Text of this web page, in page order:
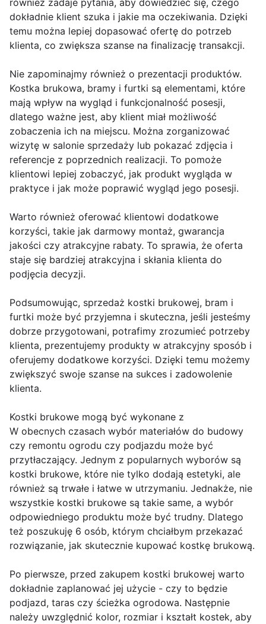
również zadaje pytania, aby dowiedzieć się, czego
dokładnie klient szuka i jakie ma oczekiwania. Dzięki
temu można lepiej dopasować ofertę do potrzeb
klienta, co zwiększa szanse na finalizację transakcji.
Nie zapominajmy również o prezentacji produktów.
Kostka brukowa, bramy i furtki są elementami, które
mają wpływ na wygląd i funkcjonalność posesji,
dlatego ważne jest, aby klient miał możliwość
zobaczenia ich na miejscu. Można zorganizować
wizytę w salonie sprzedaży lub pokazać zdjęcia i
referencje z poprzednich realizacji. To pomoże
klientowi lepiej zobaczyć, jak produkt wygląda w
praktyce i jak może poprawić wygląd jego posesji.
Warto również oferować klientowi dodatkowe
korzyści, takie jak darmowy montaż, gwarancja
jakości czy atrakcyjne rabaty. To sprawia, że oferta
staje się bardziej atrakcyjna i skłania klienta do
podjęcia decyzji.
Podsumowując, sprzedaż kostki brukowej, bram i
furtki może być przyjemna i skuteczna, jeśli jesteśmy
dobrze przygotowani, potrafimy zrozumieć potrzeby
klienta, prezentujemy produkty w atrakcyjny sposób i
oferujemy dodatkowe korzyści. Dzięki temu możemy
zwiększyć swoje szanse na sukces i zadowolenie
klienta.
Kostki brukowe mogą być wykonane z
W obecnych czasach wybór materiałów do budowy
czy remontu ogrodu czy podjazdu może być
przytłaczający. Jednym z popularnych wyborów są
kostki brukowe, które nie tylko dodają estetyki, ale
również są trwałe i łatwe w utrzymaniu. Jednakże, nie
wszystkie kostki brukowe są takie same, a wybór
odpowiedniego produktu może być trudny. Dlatego
też poszukuję 6 osób, którym chciałbym przekazać
rozwiązanie, jak skutecznie kupować kostkę brukową.
Po pierwsze, przed zakupem kostki brukowej warto
dokładnie zaplanować jej użycie - czy to będzie
podjazd, taras czy ścieżka ogrodowa. Następnie
należy uwzględnić kolor, rozmiar i kształt kostek, aby